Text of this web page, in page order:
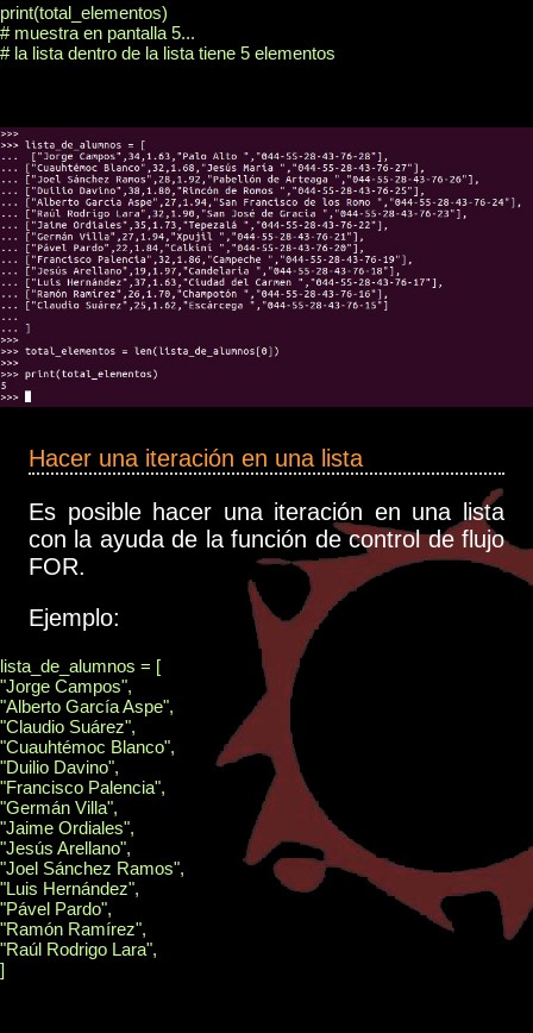
print(total_elementos)
# muestra en pantalla 5...
# la lista dentro de la lista tiene 5 elementos
Hacer una iteración en una lista
Es posible hacer una iteración en una lista
con la ayuda de la función de control de flujo
FOR.
Ejemplo:
lista_de_alumnos = [
"Jorge Campos",
"Alberto García Aspe",
"Claudio Suárez",
"Cuauhtémoc Blanco",
"Duilio Davino",
"Francisco Palencia",
"Germán Villa",
"Jaime Ordiales",
"Jesús Arellano",
"Joel Sánchez Ramos",
"Luis Hernández",
"Pável Pardo",
"Ramón Ramírez",
"Raúl Rodrigo Lara",
]